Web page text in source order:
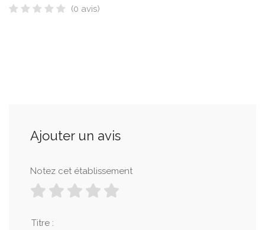
(0 avis)
Ajouter un avis
Notez cet établissement
Titre :